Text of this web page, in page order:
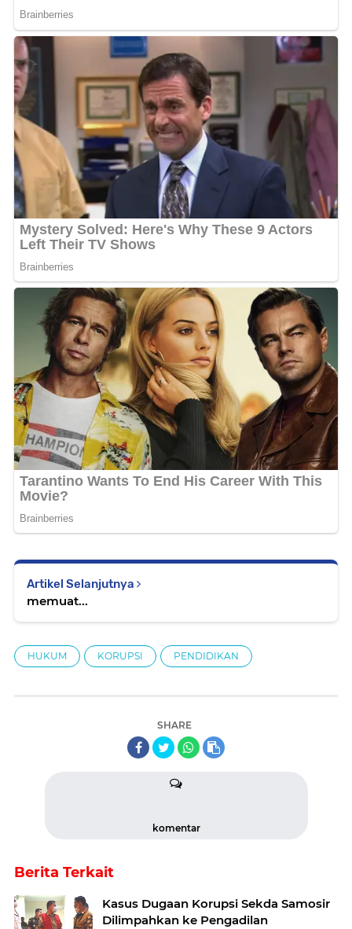
Artikel Selanjutnya
memuat...
HUKUM KORUPSI PENDIDIKAN
SHARE
komentar
Berita Terkait
Kasus Dugaan Korupsi Sekda Samosir
Dilimpahkan ke Pengadilan